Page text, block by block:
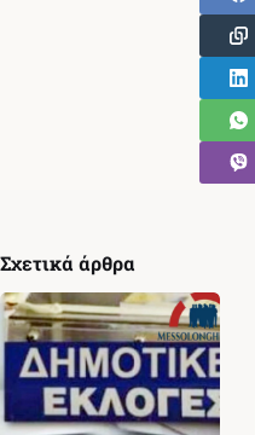
Σχετικά άρθρα